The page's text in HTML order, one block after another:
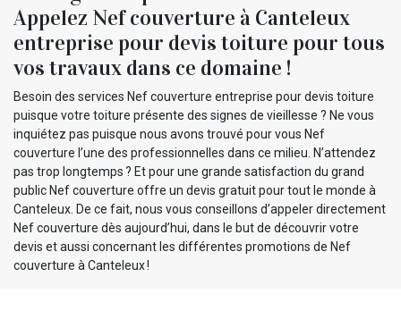
Appelez Nef couverture à Canteleux
entreprise pour devis toiture pour tous
vos travaux dans ce domaine !
Besoin des services Nef couverture entreprise pour devis toiture
puisque votre toiture présente des signes de vieillesse ? Ne vous
inquiétez pas puisque nous avons trouvé pour vous Nef
couverture l’une des professionnelles dans ce milieu. N’attendez
pas trop longtemps ? Et pour une grande satisfaction du grand
public Nef couverture offre un devis gratuit pour tout le monde à
Canteleux. De ce fait, nous vous conseillons d’appeler directement
Nef couverture dès aujourd’hui, dans le but de découvrir votre
devis et aussi concernant les différentes promotions de Nef
couverture à Canteleux !